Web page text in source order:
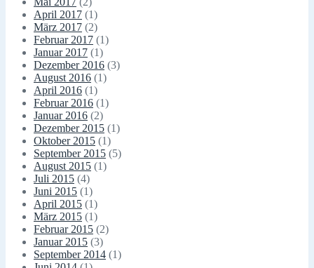
April 2017 (1)
März 2017 (2)
Februar 2017 (1)
Januar 2017 (1)
Dezember 2016 (3)
August 2016 (1)
April 2016 (1)
Februar 2016 (1)
Januar 2016 (2)
Dezember 2015 (1)
Oktober 2015 (1)
September 2015 (5)
August 2015 (1)
Juli 2015 (4)
Juni 2015 (1)
April 2015 (1)
März 2015 (1)
Februar 2015 (2)
Januar 2015 (3)
September 2014 (1)